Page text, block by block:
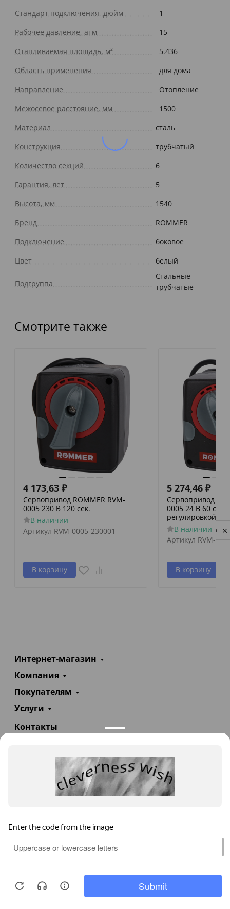
Стандарт подключения, дюйм
1
Рабочее давление, атм
15
Отапливаемая площадь, м²
5.436
Область применения
для дома
Направление
Отопление
Межосевое расстояние, мм
1500
Материал
сталь
Конструкция
трубчатый
Количество секций
6
Гарантия, лет
5
Высота, мм
1540
Бренд
ROMMER
Подключение
боковое
Цвет
белый
Подгруппа
Стальные
трубчатые
Смотрите также
4 173,63 ₽
Сервопривод ROMMER RVM-
0005 230 В 120 сек.
В наличии
Артикул RVM-0005-230001
В корзину
5 274,46 ₽
Сервопривод
0005 24 В 60
регулировкой по
В наличии
Артикул RVM-
В корзину
Интернет-магазин
Компания
Покупателям
Услуги
Контакты
info@teploexpert.com
Пн—Сб 09:00 – 18:00
TeploExpert.com © 2008 - 2026 Оборудование для
систем отопления, водоснабжения, канализации
Privacy notice